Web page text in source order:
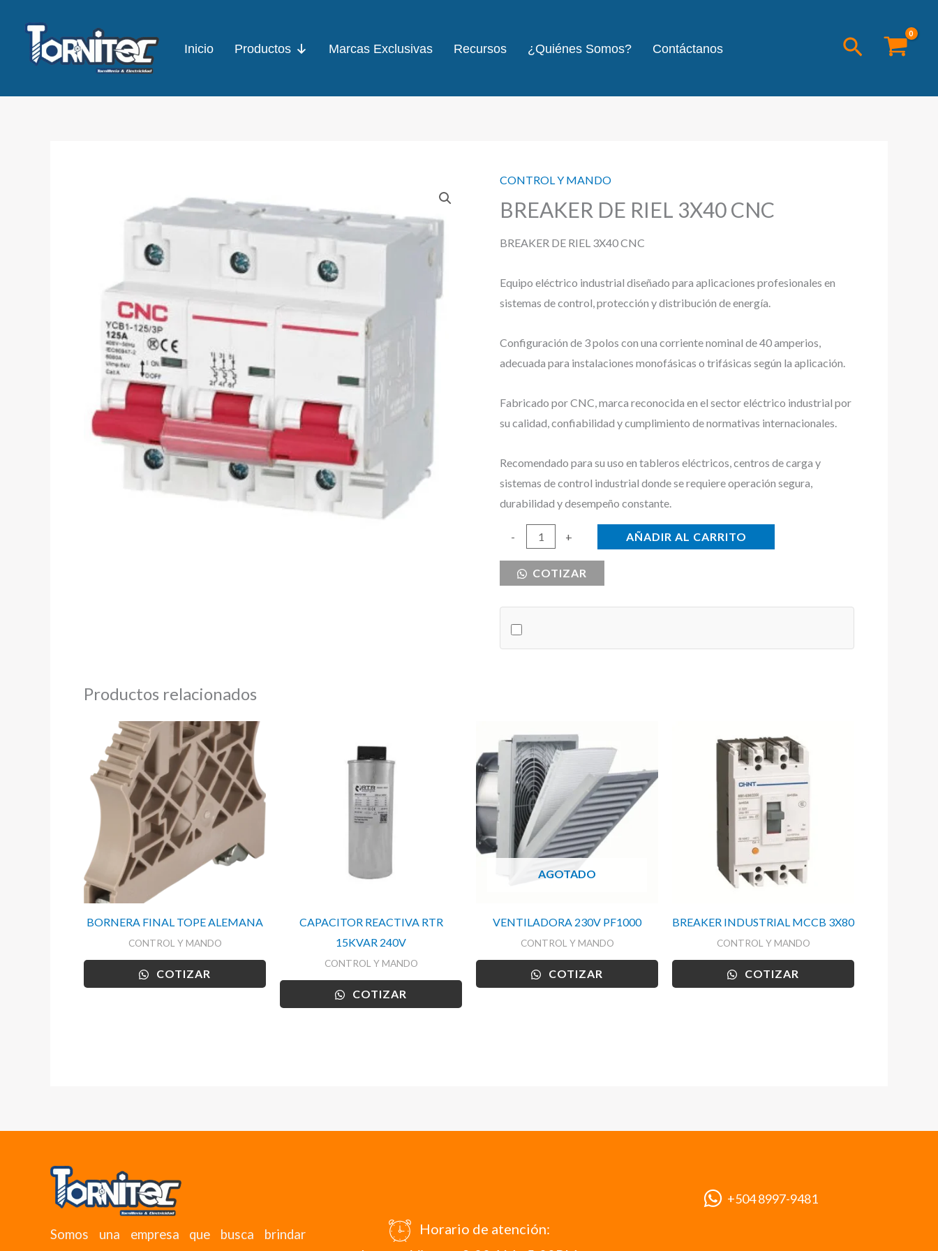
contenido
Inicio Productos Marcas Exclusivas Recursos ¿Quiénes Somos? Contáctanos Buscar
CONTROL Y MANDO
BREAKER DE RIEL 3X40 CNC
BREAKER DE RIEL 3X40 CNC
Equipo eléctrico industrial diseñado para aplicaciones profesionales en
sistemas de control, protección y distribución de energía.
Configuración de 3 polos con una corriente nominal de 40 amperios,
adecuada para instalaciones monofásicas o trifásicas según la aplicación.
Fabricado por CNC, marca reconocida en el sector eléctrico industrial por
su calidad, confiabilidad y cumplimiento de normativas internacionales.
Recomendado para su uso en tableros eléctricos, centros de carga y
sistemas de control industrial donde se requiere operación segura,
durabilidad y desempeño constante.
-
BREAKER
RIEL
cantidad
+ AÑADIR AL CARRITO
COTIZAR
Productos relacionados
BORNERA FINAL TOPE ALEMANA
CONTROL Y MANDO
COTIZAR
CAPACITOR REACTIVA RTR
15KVAR 240V
CONTROL Y MANDO
COTIZAR
AGOTADO
VENTILADORA 230V PF1000
CONTROL Y MANDO
COTIZAR
BREAKER INDUSTRIAL MCCB 3X80
CONTROL Y MANDO
COTIZAR
Somos una empresa que busca brindar
Horario de atención:
+504 8997-9481